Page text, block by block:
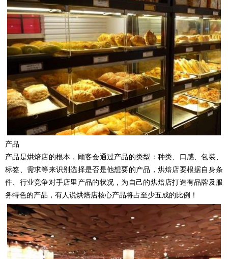
产品
产品是烘焙店的根本，顾客会通过产品的类型：种类、口感、包装、
标签、需求等来识别选择是否是他想要的产品，烘焙店要根据自身条
件、行业竞争对手店里产品的状况，为自己的烘焙店打造有品牌及服
务特色的产品，有人说烘焙店核心产品将占至少五成的比例！